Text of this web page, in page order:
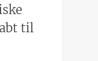
til